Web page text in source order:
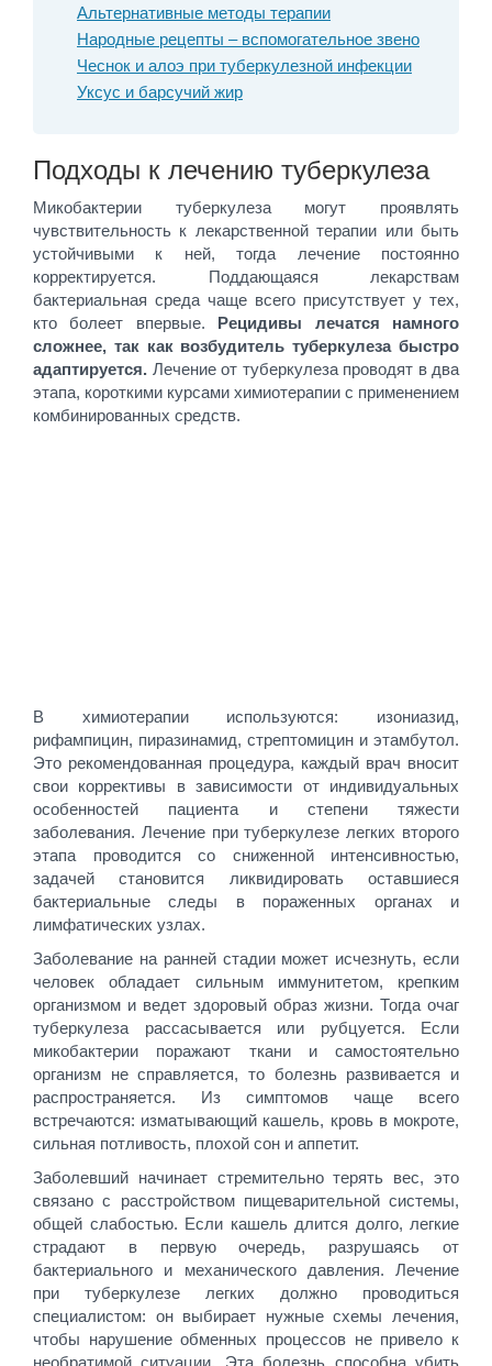
Альтернативные методы терапии
Народные рецепты – вспомогательное звено
Чеснок и алоэ при туберкулезной инфекции
Уксус и барсучий жир
Подходы к лечению туберкулеза
Микобактерии туберкулеза могут проявлять
чувствительность к лекарственной терапии или быть
устойчивыми к ней, тогда лечение постоянно
корректируется. Поддающаяся лекарствам
бактериальная среда чаще всего присутствует у тех,
кто болеет впервые. Рецидивы лечатся намного
сложнее, так как возбудитель туберкулеза быстро
адаптируется. Лечение от туберкулеза проводят в два
этапа, короткими курсами химиотерапии с применением
комбинированных средств.
В химиотерапии используются: изониазид,
рифампицин, пиразинамид, стрептомицин и этамбутол.
Это рекомендованная процедура, каждый врач вносит
свои коррективы в зависимости от индивидуальных
особенностей пациента и степени тяжести
заболевания. Лечение при туберкулезе легких второго
этапа проводится со сниженной интенсивностью,
задачей становится ликвидировать оставшиеся
бактериальные следы в пораженных органах и
лимфатических узлах.
Заболевание на ранней стадии может исчезнуть, если
человек обладает сильным иммунитетом, крепким
организмом и ведет здоровый образ жизни. Тогда очаг
туберкулеза рассасывается или рубцуется. Если
микобактерии поражают ткани и самостоятельно
организм не справляется, то болезнь развивается и
распространяется. Из симптомов чаще всего
встречаются: изматывающий кашель, кровь в мокроте,
сильная потливость, плохой сон и аппетит.
Заболевший начинает стремительно терять вес, это
связано с расстройством пищеварительной системы,
общей слабостью. Если кашель длится долго, легкие
страдают в первую очередь, разрушаясь от
бактериального и механического давления. Лечение
при туберкулезе легких должно проводиться
специалистом: он выбирает нужные схемы лечения,
чтобы нарушение обменных процессов не привело к
необратимой ситуации. Эта болезнь способна убить